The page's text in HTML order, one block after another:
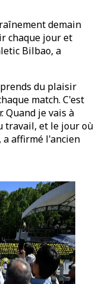
demain
chaque jour et
Bilbao, a
du plaisir
match. C'est
Quand je vais à
travail, et le jour où
a affirmé l'ancien